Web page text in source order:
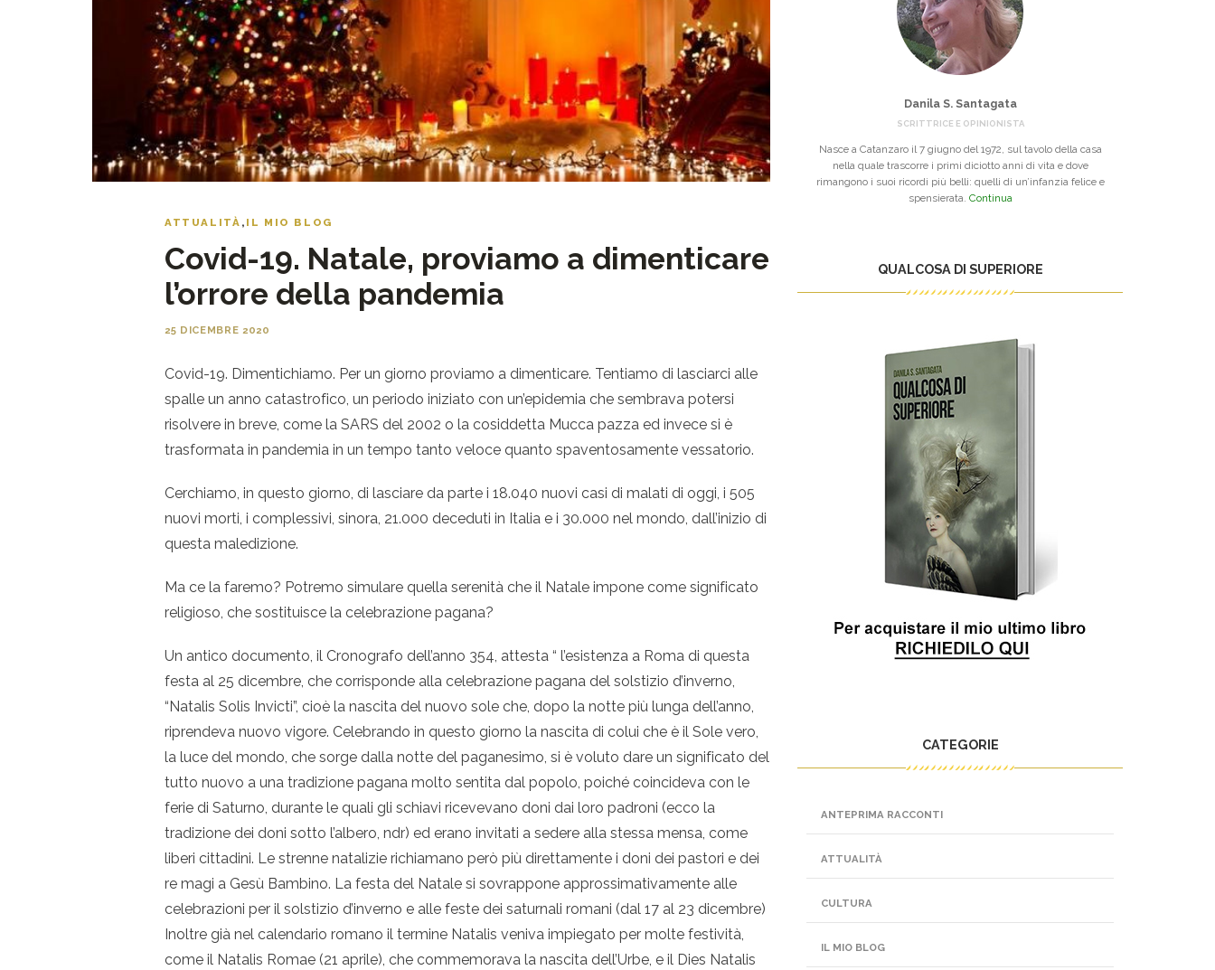
ATTUALITÀ , IL MIO BLOG
Covid-19. Natale, proviamo a dimenticare
l’orrore della pandemia
25 DICEMBRE 2020
Covid-19. Dimentichiamo. Per un giorno proviamo a dimenticare. Tentiamo di lasciarci alle
spalle un anno catastrofico, un periodo iniziato con un’epidemia che sembrava potersi
risolvere in breve, come la SARS del 2002 o la cosiddetta Mucca pazza ed invece si è
trasformata in pandemia in un tempo tanto veloce quanto spaventosamente vessatorio.
Cerchiamo, in questo giorno, di lasciare da parte i 18.040 nuovi casi di malati di oggi, i 505
nuovi morti, i complessivi, sinora, 21.000 deceduti in Italia e i 30.000 nel mondo, dall’inizio di
questa maledizione.
Ma ce la faremo? Potremo simulare quella serenità che il Natale impone come significato
religioso, che sostituisce la celebrazione pagana?
Un antico documento, il Cronografo dell’anno 354, attesta “ l’esistenza a Roma di questa
festa al 25 dicembre, che corrisponde alla celebrazione pagana del solstizio d’inverno,
“Natalis Solis Invicti”, cioè la nascita del nuovo sole che, dopo la notte più lunga dell’anno,
riprendeva nuovo vigore. Celebrando in questo giorno la nascita di colui che è il Sole vero,
la luce del mondo, che sorge dalla notte del paganesimo, si è voluto dare un significato del
tutto nuovo a una tradizione pagana molto sentita dal popolo, poiché coincideva con le
ferie di Saturno, durante le quali gli schiavi ricevevano doni dai loro padroni (ecco la
tradizione dei doni sotto l’albero, ndr) ed erano invitati a sedere alla stessa mensa, come
liberi cittadini. Le strenne natalizie richiamano però più direttamente i doni dei pastori e dei
re magi a Gesù Bambino. La festa del Natale si sovrappone approssimativamente alle
celebrazioni per il solstizio d’inverno e alle feste dei saturnali romani (dal 17 al 23 dicembre)
Inoltre già nel calendario romano il termine Natalis veniva impiegato per molte festività,
come il Natalis Romae (21 aprile), che commemorava la nascita dell’Urbe, e il Dies Natalis
Danila S. Santagata
SCRITTRICE E OPINIONISTA
Nasce a Catanzaro il 7 giugno del 1972, sul tavolo della casa
nella quale trascorre i primi diciotto anni di vita e dove
rimangono i suoi ricordi più belli: quelli di un’infanzia felice e
spensierata. Continua
QUALCOSA DI SUPERIORE
CATEGORIE
ANTEPRIMA RACCONTI
ATTUALITÀ
CULTURA
IL MIO BLOG